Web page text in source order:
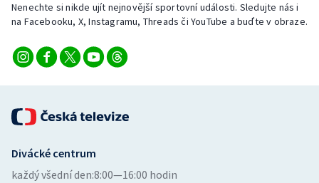
Nenechte si nikde ujít nejnovější sportovní události. Sledujte nás i
na Facebooku, X, Instagramu, Threads či YouTube a buďte v obraze.
Divácké centrum
každý všední den:8:00—16:00 hodin